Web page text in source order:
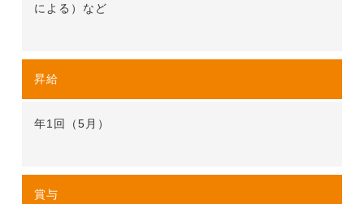
による）など
昇給
年1回（5月）
賞与